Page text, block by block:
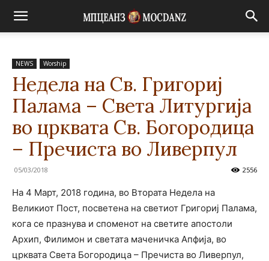
NEWS Worship
Недела на Св. Григориј
Палама – Света Литургија
во црквата Св. Богородица
– Пречиста во Ливерпул
05/03/2018 2556
На 4 Март, 2018 година, во Втората Недела на
Великиот Пост, посветена на светиот Григориј Палама,
кога се празнува и споменот на светите апостоли
Архип, Филимон и светата маченичка Апфија, во
црквата Света Богородица – Пречиста во Ливерпул,